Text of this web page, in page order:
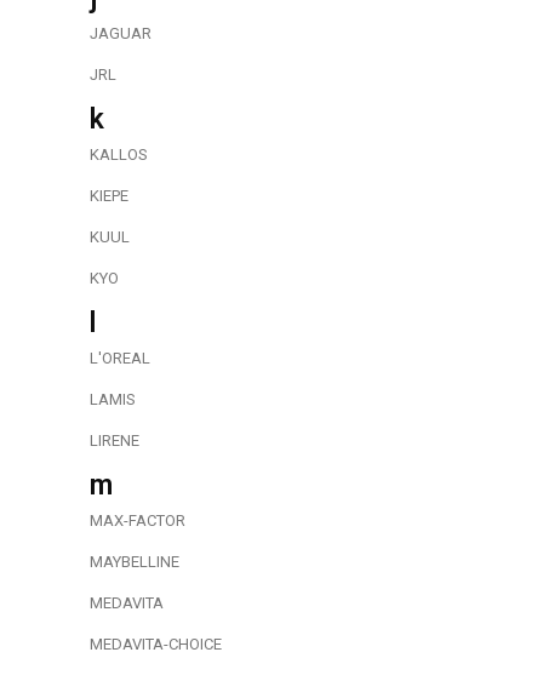
JAGUAR
JRL
k
KALLOS
KIEPE
KUUL
KYO
L'OREAL
LAMIS
LIRENE
m
MAX-FACTOR
MAYBELLINE
MEDAVITA
MEDAVITA-CHOICE